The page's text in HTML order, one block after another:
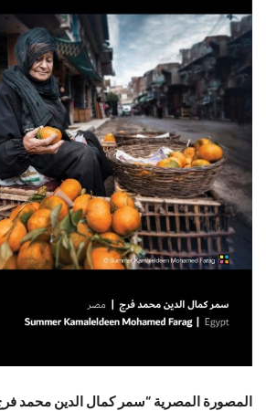
المصور ة المصرية “سمر كمال الدين محمد